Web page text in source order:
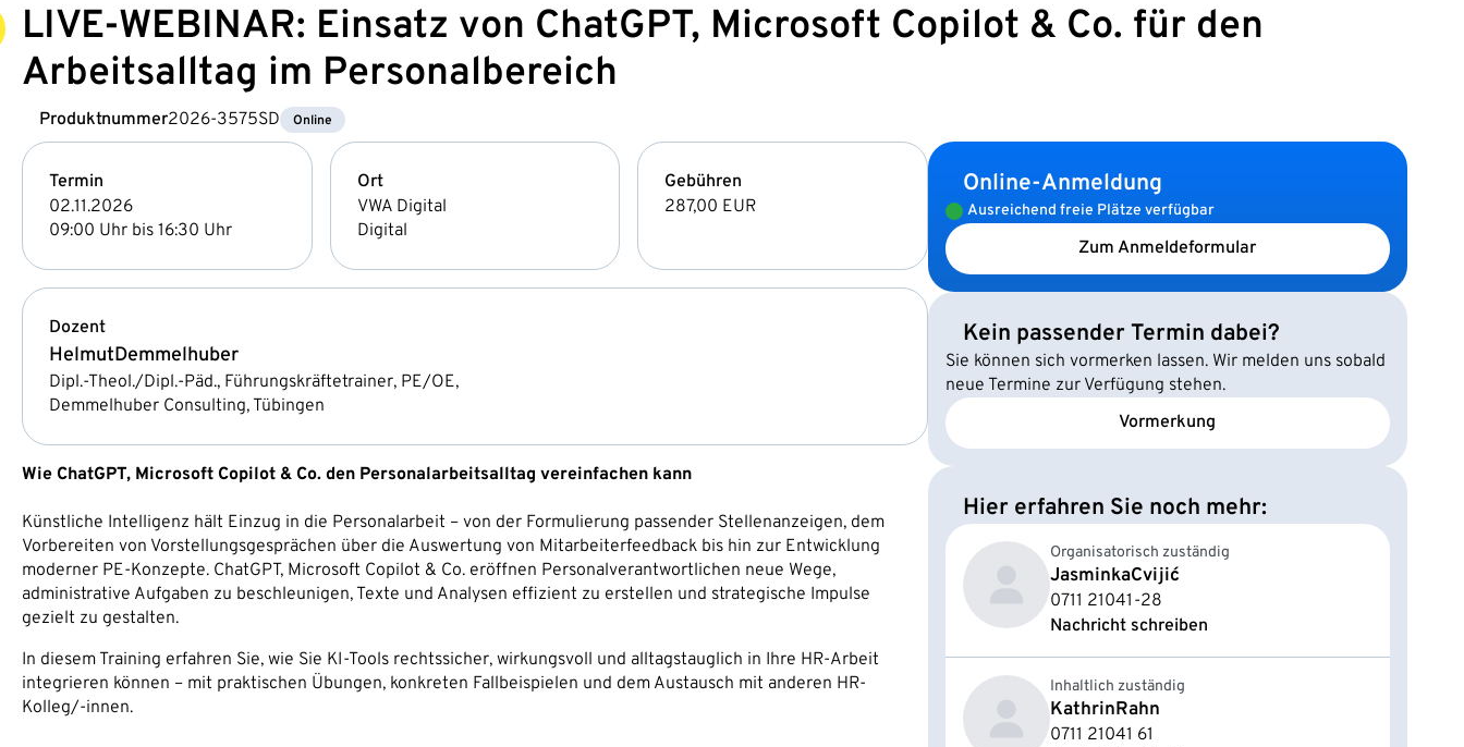
LIVE-WEBINAR: Einsatz von ChatGPT, Microsoft Copilot & Co. für den
Arbeitsalltag im Personalbereich
Produktnummer2026-3575SD Online
Termin
02.11.2026
09:00 Uhr bis 16:30 Uhr
Ort
VWA Digital
Digital
Gebühren
287,00 EUR
Dozent
HelmutDemmelhuber
Dipl.-Theol./Dipl.-Päd., Führungskräftetrainer, PE/OE,
Demmelhuber Consulting, Tübingen
Wie ChatGPT, Microsoft Copilot & Co. den Personalarbeitsalltag vereinfachen kann
Künstliche Intelligenz hält Einzug in die Personalarbeit – von der Formulierung passender Stellenanzeigen, dem
Vorbereiten von Vorstellungsgesprächen über die Auswertung von Mitarbeiterfeedback bis hin zur Entwicklung
moderner PE-Konzepte. ChatGPT, Microsoft Copilot & Co. eröffnen Personalverantwortlichen neue Wege,
administrative Aufgaben zu beschleunigen, Texte und Analysen effizient zu erstellen und strategische Impulse
gezielt zu gestalten.
In diesem Training erfahren Sie, wie Sie KI-Tools rechtssicher, wirkungsvoll und alltagstauglich in Ihre HR-Arbeit
integrieren können – mit praktischen Übungen, konkreten Fallbeispielen und dem Austausch mit anderen HR-
Kolleg/-innen.
Online-Anmeldung
Ausreichend freie Plätze verfügbar
Zum Anmeldeformular
Kein passender Termin dabei?
Sie können sich vormerken lassen. Wir melden uns sobald
neue Termine zur Verfügung stehen.
Vormerkung
Hier erfahren Sie noch mehr:
Organisatorisch zuständig
JasminkaCvijić
0711 21041-28
Nachricht schreiben
Inhaltlich zuständig
KathrinRahn
0711 21041 61